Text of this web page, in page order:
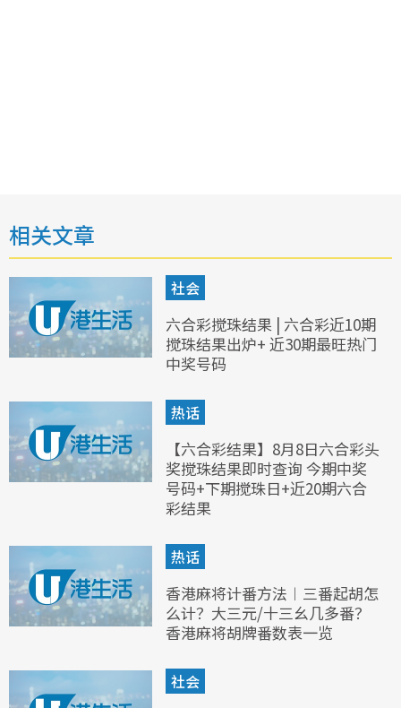
相关文章
社会
六合彩搅珠结果 | 六合彩近10期
搅珠结果出炉+ 近30期最旺热门
中奖号码
热话
【六合彩结果】8月8日六合彩头
奖搅珠结果即时查询 今期中奖
号码+下期搅珠日+近20期六合
彩结果
热话
香港麻将计番方法︱三番起胡怎
么计？大三元/十三幺几多番？
香港麻将胡牌番数表一览
社会